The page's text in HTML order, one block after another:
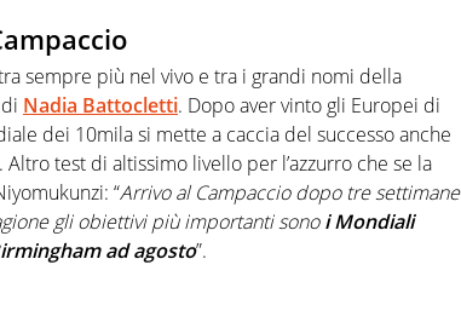
sempre più nel vivo e tra i grandi nomi della
Nadia Battocletti. Dopo aver vinto gli Europei di
dei 10mila si mette a caccia del successo anche
test di altissimo livello per l’azzurro che se la
“Arrivo al Campaccio dopo tre settimane
gli obiettivi più importanti sonoi Mondiali
ad agosto”.